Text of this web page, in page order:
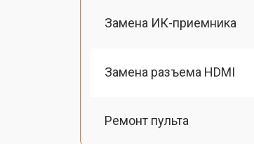
Замена ИК-приемника
Замена разъема HDMI
Ремонт пульта